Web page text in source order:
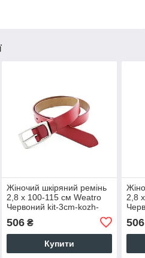
Жіночий шкіряний ремінь
2,8 х 100-115 см Weatro
Червоний kit-3cm-kozh-
506₴
Купити
2,8
506